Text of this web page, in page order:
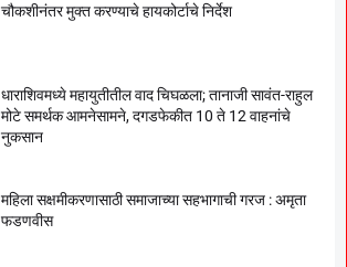
चौकशीनंतर मुक्त करण्याचे हायकोर्टाचे निर्देश
धाराशिवमध्ये महायुतीतील वाद चिघळला; तानाजी सावंत-राहुल
मोटे समर्थक आमनेसामने, दगडफेकीत 10 ते 12 वाहनांचे
नुकसान
महिला सक्षमीकरणासाठी समाजाच्या सहभागाची गरज : अमृता
फडणवीस